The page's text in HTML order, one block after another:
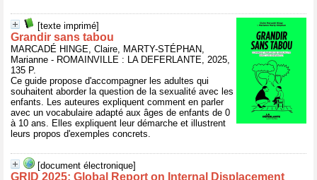
[texte imprimé]
Grandir sans tabou
MARCADÉ HINGE, Claire, MARTY-STÉPHAN,
Marianne - ROMAINVILLE : LA DEFERLANTE, 2025,
135 P.
Ce guide propose d'accompagner les adultes qui
souhaitent aborder la question de la sexualité avec les
enfants. Les auteures expliquent comment en parler
avec un vocabulaire adapté aux âges de enfants de 0
à 10 ans. Elles expliquent leur démarche et illustrent
leurs propos d'exemples concrets.
[document électronique]
GRID 2025: Global Report on Internal Displacement